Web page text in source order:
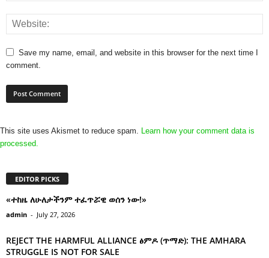
Save my name, email, and website in this browser for the next time I
comment.
This site uses Akismet to reduce spam. Learn how your comment data is
processed.
EDITOR PICKS
«ተከዜ ለሁለታችንም ተፈጥሯዊ ወሰን ነው!»
admin - July 27, 2026
REJECT THE HARMFUL ALLIANCE ፅምዶ (ጥማድ): THE AMHARA
STRUGGLE IS NOT FOR SALE